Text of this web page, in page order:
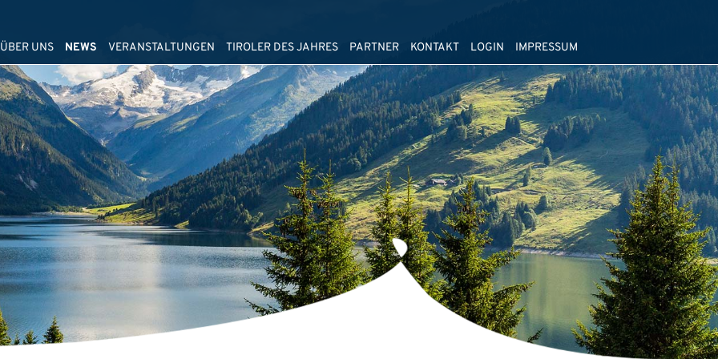
ÜBER UNS NEWS VERANSTALTUNGEN TIROLER DES JAHRES PARTNER KONTAKT LOGIN IMPRESSUM